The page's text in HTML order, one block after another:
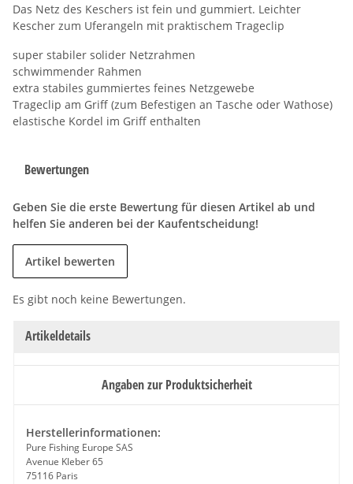
Das Netz des Keschers ist fein und gummiert. Leichter
Kescher zum Uferangeln mit praktischem Trageclip
super stabiler solider Netzrahmen
schwimmender Rahmen
extra stabiles gummiertes feines Netzgewebe
Trageclip am Griff (zum Befestigen an Tasche oder Wathose)
elastische Kordel im Griff enthalten
Bewertungen
Geben Sie die erste Bewertung für diesen Artikel ab und
helfen Sie anderen bei der Kaufentscheidung!
Artikel bewerten
Es gibt noch keine Bewertungen.
Artikeldetails
Angaben zur Produktsicherheit
Herstellerinformationen:
Pure Fishing Europe SAS
Avenue Kleber 65
75116 Paris